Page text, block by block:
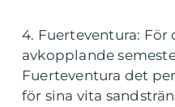
4. Fuerteventura: För
avkopplande
Fuerteventura det
för sina vita